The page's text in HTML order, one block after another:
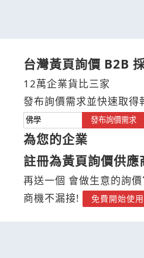
台灣黃頁詢價 B2B
12萬企業貨比三家
發布詢價需求並快速取得
發布詢價需求
為您的企業
註冊為黃頁詢價供應
再送一個 會做生意的詢價
商機不漏接!
免費開始使用